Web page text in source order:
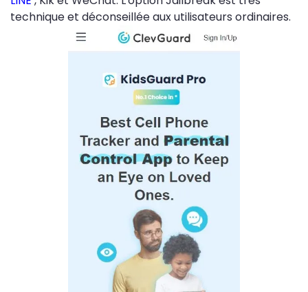
technique et déconseillée aux utilisateurs ordinaires.